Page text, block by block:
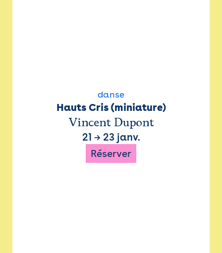
danse
Hauts Cris (miniature)
Vincent Dupont
21 → 23 janv.
Réserver